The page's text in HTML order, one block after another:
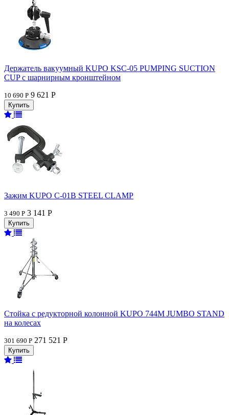
Держатель вакуумный KUPO KSC-05 PUMPING SUCTION
CUP с шарнирным кронштейном
10 690 Р 9 621 Р
Зажим KUPO C-01B STEEL CLAMP
3 490 Р 3 141 Р
Стойка с редукторной колонной KUPO 744M JUMBO STAND
на колесах
301 690 Р 271 521 Р